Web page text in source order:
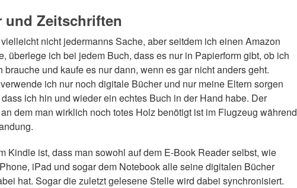
und Zeitschriften
nicht jedermanns Sache, aber seitdem ich einen Amazon
überlege ich bei jedem Buch, dass es nur in Papierform gibt, ob ich
brauche und kaufe es nur dann, wenn es gar nicht anders geht.
ich nur noch digitale Bücher und nur meine Eltern sorgen
dass ich hin und wieder ein echtes Buch in der Hand habe. Der
dem man wirklich noch totes Holz benötigt ist im Flugzeug während
Kindle ist, dass man sowohl auf dem E-Book Reader selbst, wie
iPad und sogar dem Notebook alle seine digitalen Bücher
hat. Sogar die zuletzt gelesene Stelle wird dabei synchronisiert.